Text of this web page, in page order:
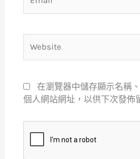
在瀏覽器中儲存顯示名稱
個人網站網址，以供下次發佈